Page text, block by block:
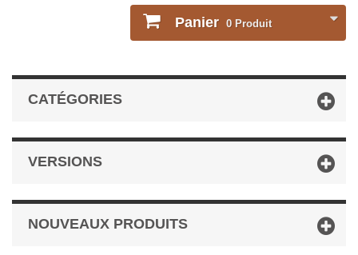
Panier 0 Produit
CATÉGORIES
VERSIONS
NOUVEAUX PRODUITS